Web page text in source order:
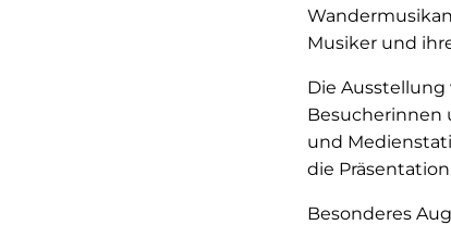
Musiker und
Die
Besucherinnen
und
die
Besonderes